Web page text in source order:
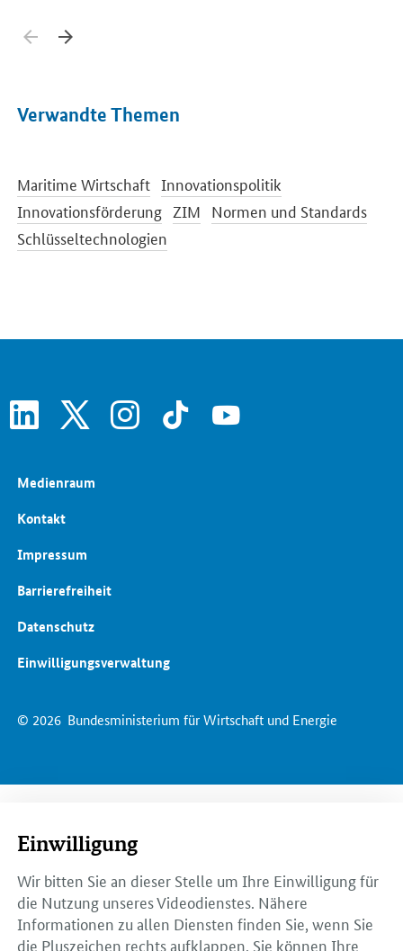
Zurück blättern
Verwandte Themen
Maritime Wirtschaft Innovationspolitik
Innovationsförderung ZIM Normen und Standards
Schlüsseltechnologien
linkedin instagram tiktok youtube
© 2026 Bundesministerium für Wirtschaft und Energie
Medienraum
Kontakt
Impressum
Barrierefreiheit
Datenschutz
Einwilligungsverwaltung
Einwilligung
Wir bitten Sie an dieser Stelle um Ihre Einwilligung für
die Nutzung unseres Videodienstes. Nähere
Informationen zu allen Diensten finden Sie, wenn Sie
die Pluszeichen rechts aufklappen. Sie können Ihre